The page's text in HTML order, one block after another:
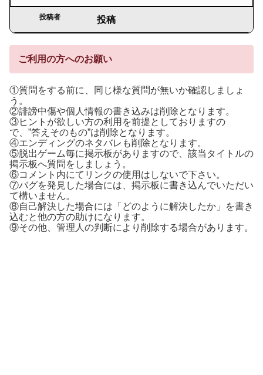
投稿者 投稿
ご利用の方へのお願い
①質問をする前に、同じ様な質問が無いか確認しましょ
う。
②誹謗中傷や個人情報の書き込みは削除となります。
③ヒントが欲しい方の利用を前提としておりますの
で、”答えそのもの”は削除となります。
④エンディングのネタバレも削除となります。
⑤脱出ゲーム毎に掲示板がありますので、該当タイトルの
掲示板へ質問をしましょう。
⑥コメント内にてリンクの使用はしないで下さい。
⑦バグを発見した場合には、掲示板に書き込んでいただい
て構いません。
⑧自己解決した場合には「どのように解決したか」を書き
込むと他の方の助けになります。
⑨その他、管理人の判断により削除する場合があります。